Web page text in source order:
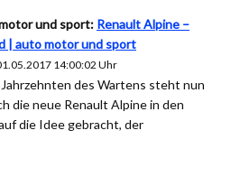
und sport: Renault Alpine –
| auto motor und sport
14:00:02 Uhr
des Wartens steht nun
die neue Renault Alpine in den
die Idee gebracht, der